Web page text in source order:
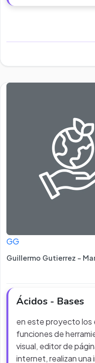
GG
Guillermo Gutierrez -
Ácidos - Bases
en este proyecto los
funciones de
visual, editor de
internet, realizan una